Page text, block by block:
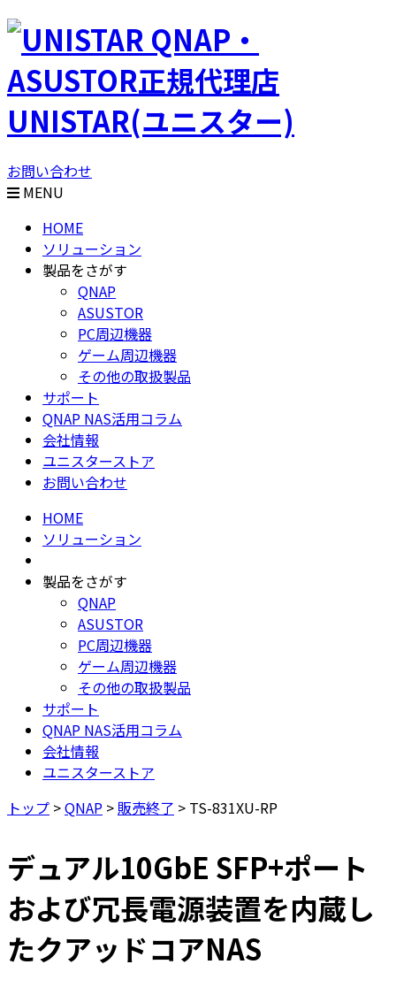
QNAP・
ASUSTOR正規代理店
UNISTAR(ユニスター)
お問い合わせ
MENU
HOME
ソリューション
製品をさがす
QNAP
ASUSTOR
PC周辺機器
ゲーム周辺機器
その他の取扱製品
サポート
QNAP NAS活用コラム
会社情報
ユニスターストア
お問い合わせ
HOME
ソリューション
製品をさがす
QNAP
ASUSTOR
PC周辺機器
ゲーム周辺機器
その他の取扱製品
サポート
QNAP NAS活用コラム
会社情報
ユニスターストア
トップ >QNAP >販売終了 > TS-831XU-RP
デュアル10GbE SFP+ポート
および冗長電源装置を内蔵し
たクアッドコアNAS